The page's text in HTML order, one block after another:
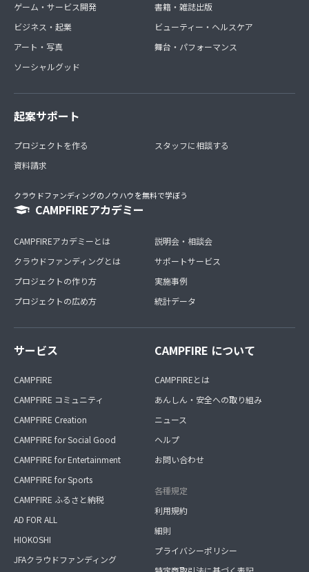
ゲーム・サービス開発
ビジネス・起業
アート・写真
ソーシャルグッド
書籍・雑誌出版
ビューティー・ヘルスケア
舞台・パフォーマンス
起案サポート
プロジェクトを作る
資料請求
スタッフに相談する
クラウドファンディングのノウハウを無料で学ぼう
CAMPFIREアカデミー
CAMPFIREアカデミーとは
クラウドファンディングとは
プロジェクトの作り方
プロジェクトの広め方
説明会・相談会
サポートサービス
実施事例
統計データ
サービス
CAMPFIRE
CAMPFIRE コミュニティ
CAMPFIRE Creation
CAMPFIRE for Social Good
CAMPFIRE for Entertainment
CAMPFIRE for Sports
CAMPFIRE ふるさと納税
AD FOR ALL
HIOKOSHI
JFAクラウドファンディング
CAMPFIRE について
CAMPFIREとは
あんしん・安全への取り組み
ニュース
ヘルプ
お問い合わせ
各種規定
利用規約
細則
プライバシーポリシー